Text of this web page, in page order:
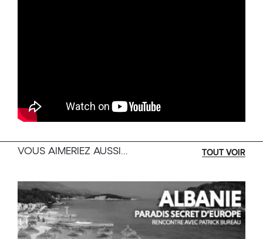
passé et présent s’unissent dans un même
chant : celui de la beauté, du travail et de la
mémoire.
voyage au cœur de l’Italie profonde, où
l’histoire, la nature et les savoir-faire tissent un
récit vivant de beauté, de foi et de simplicité.
VOUS AIMERIEZ AUSSI... TOUT VOIR